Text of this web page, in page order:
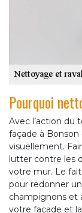
Pourquoi
Avec l’action du
façade à
visuellement.
lutter contre les
votre mur. Le
pour redonner
champignons et
votre façade et